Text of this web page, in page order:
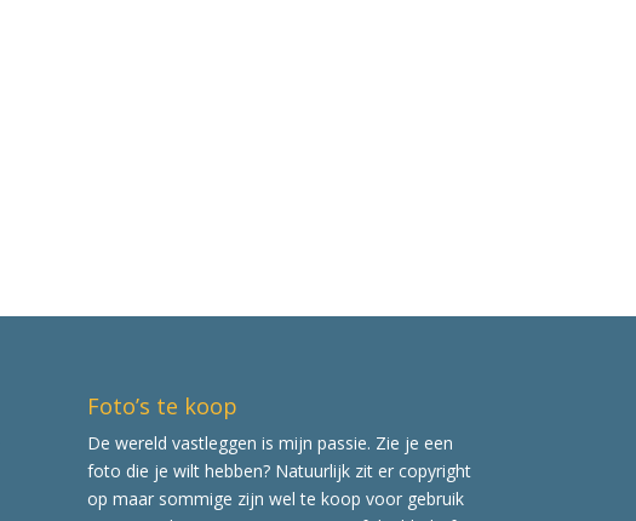
Foto’s te koop
De wereld vastleggen is mijn passie. Zie je een
foto die je wilt hebben? Natuurlijk zit er copyright
op maar sommige zijn wel te koop voor gebruik